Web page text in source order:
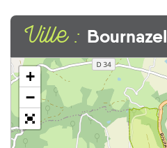
Ville : Bournazel
+
−